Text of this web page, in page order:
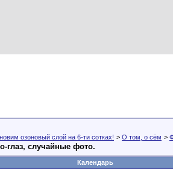
озоновый слой на 6-ти сотках! > О том, о сём >
глаз, случайные фото.
Календарь